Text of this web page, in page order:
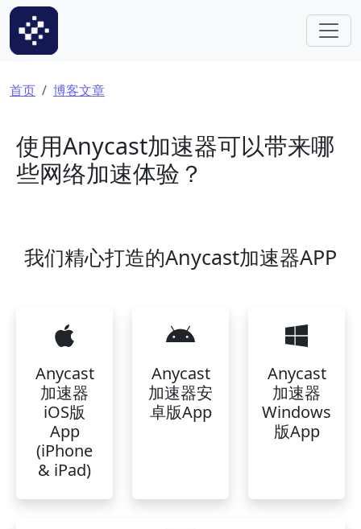
跳转到主要内容
面包屑
首页 博客文章
使用Anycast加速器可以带来哪
些网络加速体验？
我们精心打造的Anycast加速器APP
Anycast
加速器
iOS版
App
(iPhone
& iPad)
Anycast
加速器安
卓版App
Anycast
加速器
Windows
版App